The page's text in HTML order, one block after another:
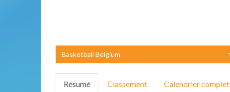
Basketball Belgium
Résumé Classement Calendrier complet